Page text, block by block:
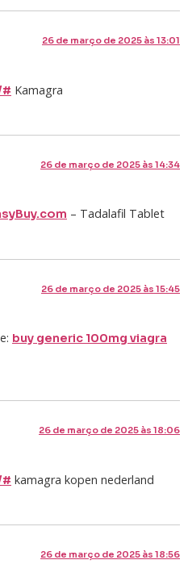
26 de março de 2025 às 13:01
# Kamagra
26 de março de 2025 às 14:34
– Tadalafil Tablet
26 de março de 2025 às 15:45
buy generic 100mg viagra
26 de março de 2025 às 18:06
# kamagra kopen nederland
26 de março de 2025 às 18:56